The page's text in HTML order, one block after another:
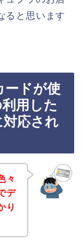
ると思います
ードが使
用した
応され
々
デ
り